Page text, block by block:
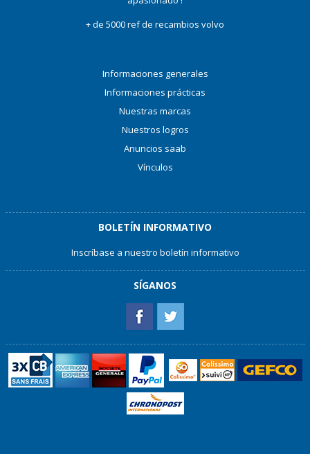
+ de 5000 ref de recambios volvo
Informaciones generales
Informaciones prácticas
Nuestras marcas
Nuestros logros
Anuncios saab
Vínculos
BOLETÍN INFORMATIVO
Inscríbase a nuestro boletín informativo
SÍGANOS